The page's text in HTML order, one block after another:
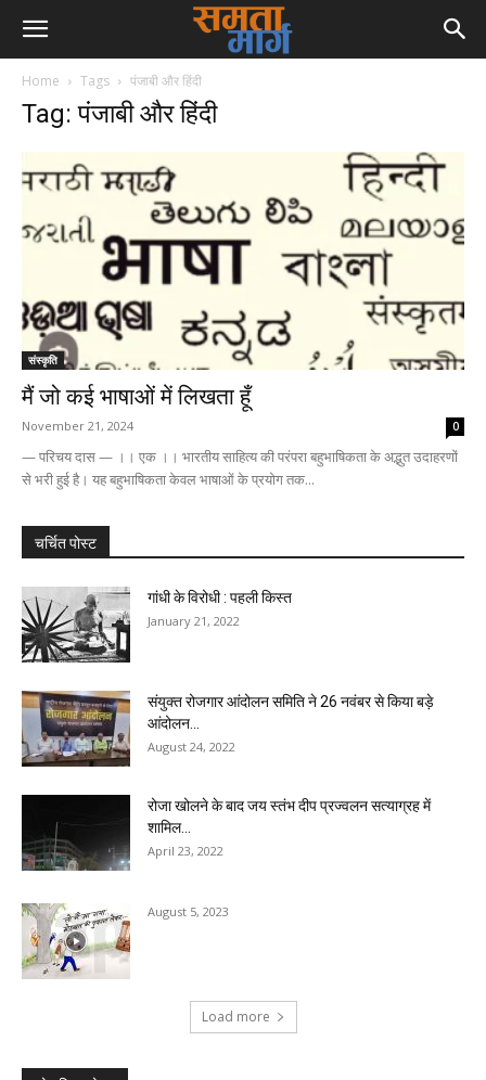
Home Tags पंजाबी और हिंदी
Tag: पंजाबी और हिंदी
संस्कृति
मैं जो कई भाषाओं में लिखता हूँ
November 21, 2024 0
— परिचय दास — ।। एक ।। भारतीय साहित्य की परंपरा बहुभाषिकता के अद्भुत उदाहरणों
से भरी हुई है। यह बहुभाषिकता केवल भाषाओं के प्रयोग तक...
चर्चित पोस्ट
गांधी के विरोधी : पहली किस्त
January 21, 2022
संयुक्त रोजगार आंदोलन समिति ने 26 नवंबर से किया बड़े
आंदोलन...
August 24, 2022
रोजा खोलने के बाद जय स्तंभ दीप प्रज्वलन सत्याग्रह में
शामिल...
April 23, 2022
August 5, 2023
Load more